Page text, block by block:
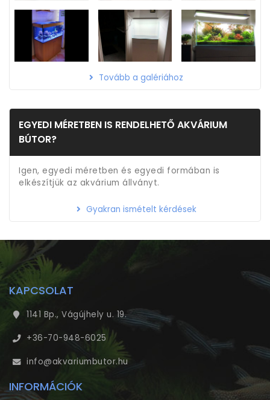
Tovább a galériához
EGYEDI MÉRETBEN IS RENDELHETŐ AKVÁRIUM
BÚTOR?
Igen, egyedi méretben és egyedi formában is
elkészítjük az akvárium állványt.
Gyakran ismételt kérdések
KAPCSOLAT
1141 Bp., Vágújhely u. 19.
+36-70-948-6025
info@akvariumbutor.hu
INFORMÁCIÓK